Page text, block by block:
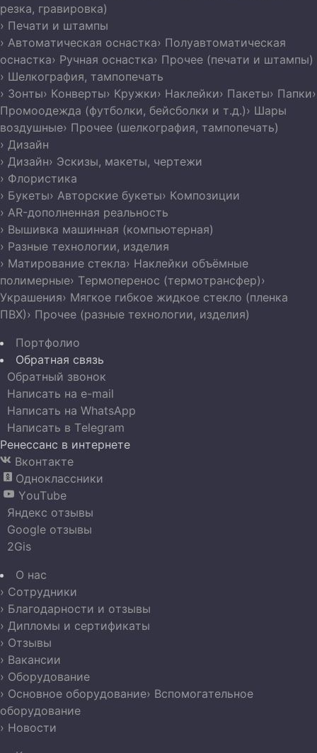
резка, гравировка)
› Печати и штампы
› Автоматическая оснастка› Полуавтоматическая
оснастка› Ручная оснастка› Прочее (печати и штампы)
› Шелкография, тампопечать
› Зонты› Конверты› Кружки› Наклейки› Пакеты› Папки›
Промоодежда (футболки, бейсболки и т.д.)› Шары
воздушные› Прочее (шелкография, тампопечать)
› Дизайн
› Дизайн› Эскизы, макеты, чертежи
› Флористика
› Букеты› Авторские букеты› Композиции
› AR-дополненная реальность
› Вышивка машинная (компьютерная)
› Разные технологии, изделия
› Матирование стекла› Наклейки объёмные
полимерные› Термоперенос (термотрансфер)›
Украшения› Мягкое гибкое жидкое стекло (пленка
ПВХ)› Прочее (разные технологии, изделия)
Портфолио
Обратная связь
Обратный звонок
Написать на e-mail
Написать на WhatsApp
Написать в Telegram
Ренессанс в интернете
 Вконтакте
 Одноклассники
 YouTube
Яндекс отзывы
Google отзывы
2Gis
О нас
› Сотрудники
› Благодарности и отзывы
› Дипломы и сертификаты
› Отзывы
› Вакансии
› Оборудование
› Основное оборудование› Вспомогательное
оборудование
› Новости